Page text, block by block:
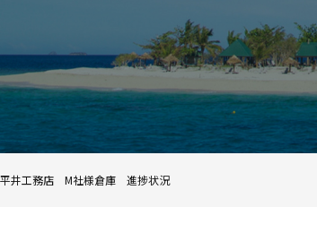
井工務店 M社様倉庫 進捗状況